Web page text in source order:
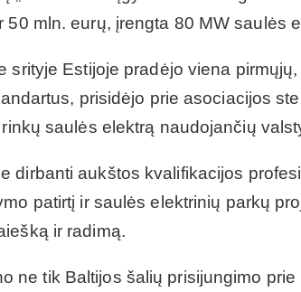
50 mln. eurų, įrengta 80 MW saulės
srityje Estijoje pradėjo viena
prisidėjo prie asociacijos
saulės elektrą naudojančių
dirbanti aukštos kvalifikacijos
patirtį ir saulės elektrinių parkų
ir radimą.
ne tik Baltijos šalių prisijungimo